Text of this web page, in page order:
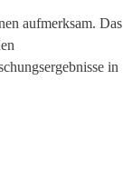
aufmerksam. Das
in